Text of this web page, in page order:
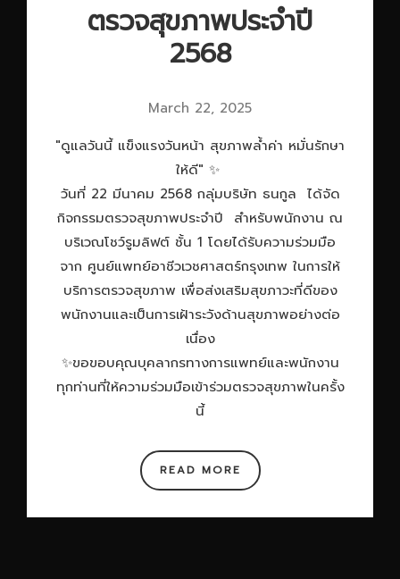
ตรวจสุขภาพประจำปี
2568
March 22, 2025
"ดูแลวันนี้ แข็งแรงวันหน้า สุขภาพล้ำค่า หมั่นรักษา
ให้ดี" ✨
วันที่ 22 มีนาคม 2568 กลุ่มบริษัท ธนกูล ได้จัด
กิจกรรมตรวจสุขภาพประจำปี สำหรับพนักงาน ณ
บริเวณโชว์รูมลิฟต์ ชั้น 1 โดยได้รับความร่วมมือ
จาก ศูนย์แพทย์อาชีวเวชศาสตร์กรุงเทพ ในการให้
บริการตรวจสุขภาพ เพื่อส่งเสริมสุขภาวะที่ดีของ
พนักงานและเป็นการเฝ้าระวังด้านสุขภาพอย่างต่อ
เนื่อง
✨ขอขอบคุณบุคลากรทางการแพทย์และพนักงาน
ทุกท่านที่ให้ความร่วมมือเข้าร่วมตรวจสุขภาพในครั้ง
นี้
READ MORE